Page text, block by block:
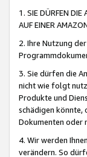
1. SIE DÜRFEN
AUF EINER
2. Ihre Nutzung
3. Sie dürfen die
nicht wie folgt
Produkte und
schädigen könnte,
Dokumenten oder
4. Wir werden
verändern. So